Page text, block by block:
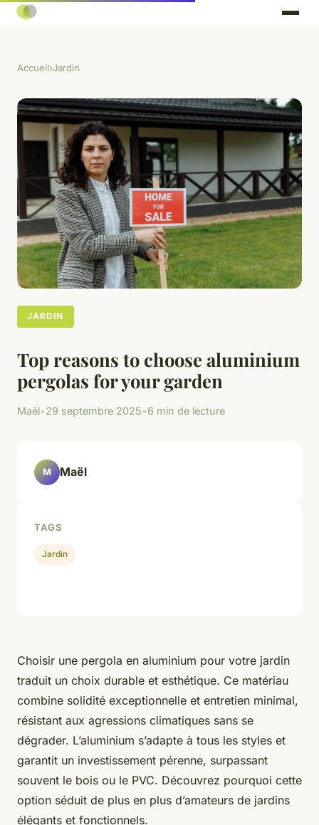
Accueil›Jardin
JARDIN
Top reasons to choose aluminium
pergolas for your garden
Maël•29 septembre 2025•6 min de lecture
Choisir une pergola en aluminium pour votre jardin
traduit un choix durable et esthétique. Ce matériau
combine solidité exceptionnelle et entretien minimal,
résistant aux agressions climatiques sans se
dégrader. L’aluminium s’adapte à tous les styles et
garantit un investissement pérenne, surpassant
souvent le bois ou le PVC. Découvrez pourquoi cette
option séduit de plus en plus d’amateurs de jardins
élégants et fonctionnels.
M Maël
TAGS
Jardin